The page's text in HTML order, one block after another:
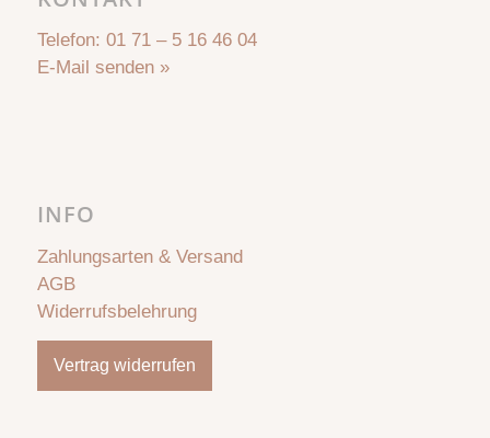
Telefon: 01 71 – 5 16 46 04
E-Mail senden »
INFO
Zahlungsarten & Versand
AGB
Widerrufsbelehrung
Vertrag widerrufen